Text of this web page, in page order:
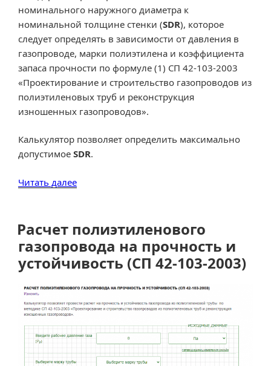
номинального наружного диаметра к
номинальной толщине стенки (SDR), которое
следует определять в зависимости от давления в
газопроводе, марки полиэтилена и коэффициента
запаса прочности по формуле (1) СП 42-103-2003
«Проектирование и строительство газопроводов из
полиэтиленовых труб и реконструкция
изношенных газопроводов».
Калькулятор позволяет определить максимально
допустимое SDR.
Читать далее«Определение
(SDR)
трубы
по
103-
2003.»
Расчет полиэтиленового
газопровода на прочность и
устойчивость (СП 42-103-2003)